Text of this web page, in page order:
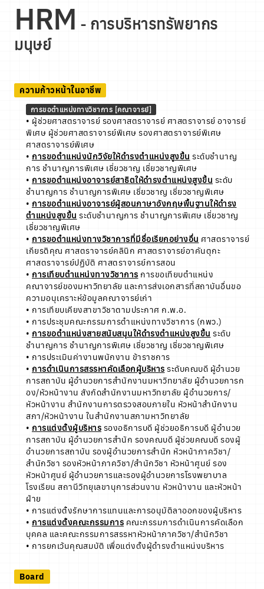
HRM - การบริหารทรัพยากร
มนุษย์
ความก้าวหน้าในอาชีพ
การขอตำแหน่งทางวิชาการ [คณาจารย์]
• ผู้ช่วยศาสตราจารย์ รองศาสตราจารย์ ศาสตราจารย์ อาจารย์
พิเศษ ผู้ช่วยศาสตราจารย์พิเศษ รองศาสตราจารย์พิเศษ
ศาสตราจารย์พิเศษ
• การขอตำแหน่งนักวิจัยให้ดำรงตำแหน่งสูงขึ้น ระดับชำนาญ
การ ชำนาญการพิเศษ เชี่ยวชาญ เชี่ยวชาญพิเศษ
• การขอตำแหน่งอาจารย์สาธิตให้ดำรงตำแหน่งสูงขึ้น ระดับ
ชำนาญการ ชำนาญการพิเศษ เชี่ยวชาญ เชี่ยวชาญพิเศษ
• การขอตำแหน่งอาจารย์ผู้สอนภาษาอังกฤษพื้นฐานให้ดำรง
ตำแหน่งสูงขึ้น ระดับชำนาญการ ชำนาญการพิเศษ เชี่ยวชาญ
เชี่ยวชาญพิเศษ
• การขอตำแหน่งทางวิชาการที่มีชื่อเรียกอย่างอื่น ศาสตราจารย์
เกียรติคุณ ศาสตราจารย์คลินิก ศาสตราจารย์อาคันตุกะ
ศาสตราจารย์ปฏิบัติ ศาสตราจารย์การสอน
• การเทียบตำแหน่งทางวิชาการ การขอเทียบตำแหน่ง
คณาจารย์ของมหาวิทยาลัย และการส่งเอกสารที่สถาบันอื่นขอ
ความอนุเคราะห์ข้อมูลคณาจารย์เก่า
• การเทียบเคียงสาขาวิชาตามประกาศ ก.พ.อ.
• การประชุมคณะกรรมการตำแหน่งทางวิชาการ (กพว.)
• การขอตำแหน่งสายสนับสนุนให้ดำรงตำแหน่งสูงขึ้น ระดับ
ชำนาญการ ชำนาญการพิเศษ เชี่ยวชาญ เชี่ยวชาญพิเศษ
• การประเมินค่างานพนักงาน ข้าราชการ
• การดำเนินการสรรหาคัดเลือกผู้บริหาร ระดับคณบดี ผู้อำนวย
การสถาบัน ผู้อำนวยการสำนักงานมหาวิทยาลัย ผู้อำนวยการก
อง/หัวหน้างาน สังกัดสำนักงานมหาวิทยาลัย ผู้อำนวยการ/
หัวหน้างาน สำนักงานการตรวจสอบภายใน หัวหน้าสำนักงาน
สภา/หัวหน้างาน ในสำนักงานสภามหาวิทยาลัย
• การแต่งตั้งผู้บริหาร รองอธิการบดี ผู้ช่วยอธิการบดี ผู้อำนวย
การสถาบัน ผู้อำนวยการสำนัก รองคณบดี ผู้ช่วยคณบดี รองผู้
อำนวยการสถาบัน รองผู้อำนวยการสำนัก หัวหน้าภาควิชา/
สำนักวิชา รองหัวหน้าภาควิชา/สำนักวิชา หัวหน้าศูนย์ รอง
หัวหน้าศูนย์ ผู้อำนวยการและรองผู้อำนวยการโรงพยาบาล
โรงเรียน สถานีวิทยุเลขานุการส่วนงาน หัวหน้างาน และหัวหน้า
ฝ่าย
• การแต่งตั้งรักษาการแทนและการอนุมัติลาออกของผู้บริหาร
• การแต่งตั้งคณะกรรมการ คณะกรรมการดำเนินการคัดเลือก
บุคคล และคณะกรรมการสรรหาหัวหน้าภาควิชา/สำนักวิชา
• การยกเว้นคุณสมบัติ เพื่อแต่งตั้งผู้ดำรงตำแหน่งบริหาร
Board